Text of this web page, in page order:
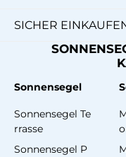
SICHER
Sonnensegel
Sonnensegel Te
rrasse
Sonnensegel P